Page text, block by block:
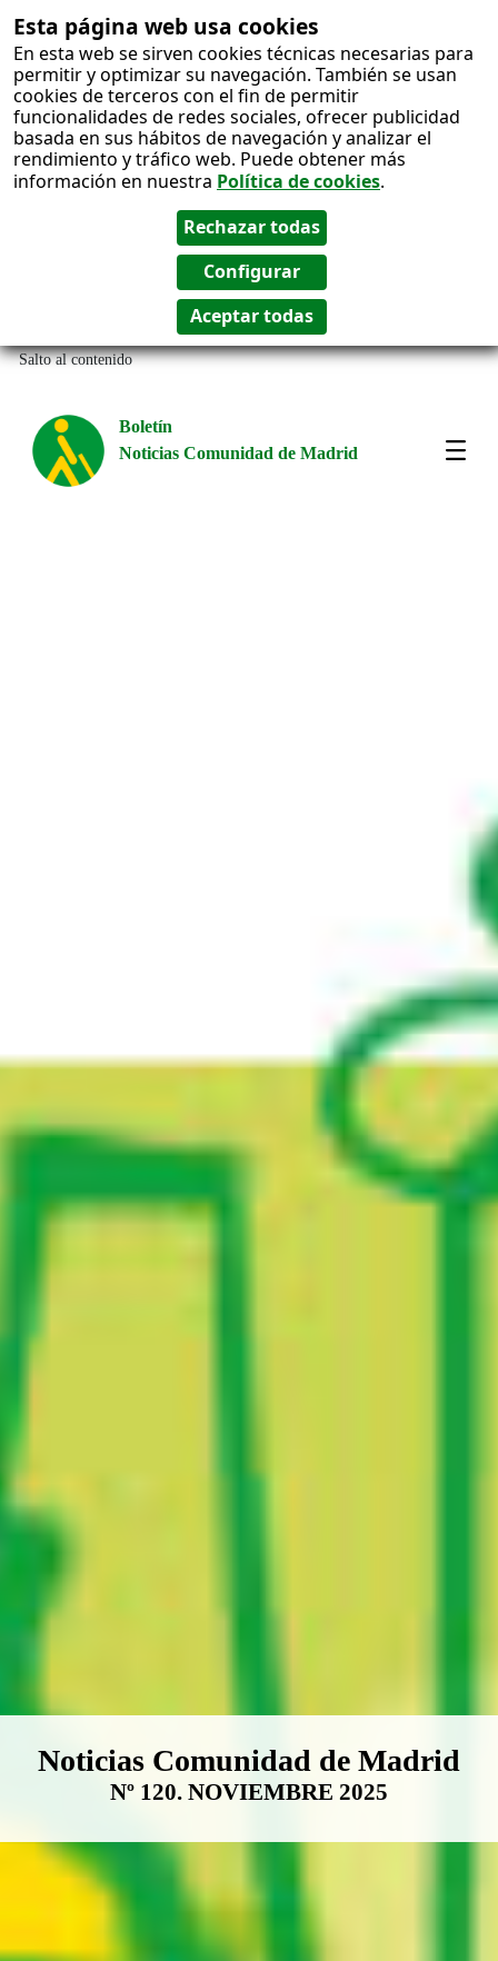
Esta página web usa cookies
En esta web se sirven cookies técnicas necesarias para
permitir y optimizar su navegación. También se usan
cookies de terceros con el fin de permitir
funcionalidades de redes sociales, ofrecer publicidad
basada en sus hábitos de navegación y analizar el
rendimiento y tráfico web. Puede obtener más
información en nuestra Política de cookies.
Salto al contenido
Boletín
Noticias Comunidad de Madrid
Boletín Noticias Comunidad de
Noticias Comunidad de Madrid
Nº 120. NOVIEMBRE 2025